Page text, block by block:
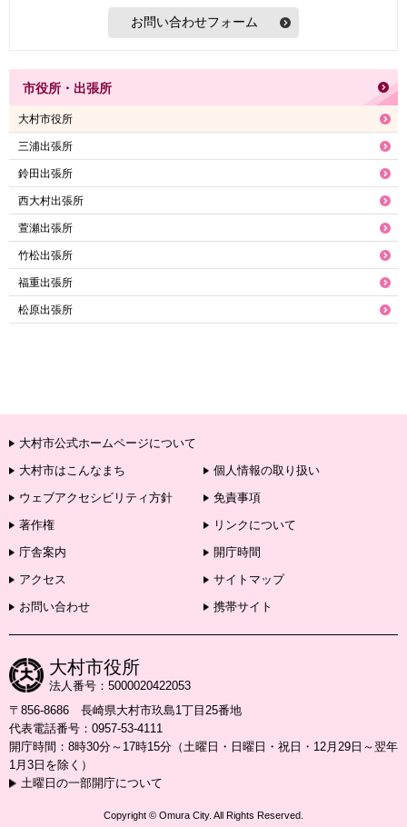
市役所・出張所
大村市役所
三浦出張所
鈴田出張所
西大村出張所
萱瀬出張所
竹松出張所
福重出張所
松原出張所
大村市公式ホームページについて
大村市はこんなまち
個人情報の取り扱い
ウェブアクセシビリティ方針
免責事項
著作権
リンクについて
庁舎案内
開庁時間
アクセス
サイトマップ
お問い合わせ
携帯サイト
大村市役所
法人番号：5000020422053
〒856-8686 長崎県大村市玖島1丁目25番地
代表電話番号：0957-53-4111
開庁時間：8時30分～17時15分（土曜日・日曜日・祝日・12月29日～翌年
1月3日を除く）
土曜日の一部開庁について
Copyright © Omura City. All Rights Reserved.